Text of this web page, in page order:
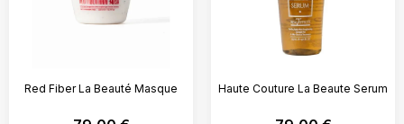
Red Fiber La Beauté Masque Haute Couture La Beaute Serum